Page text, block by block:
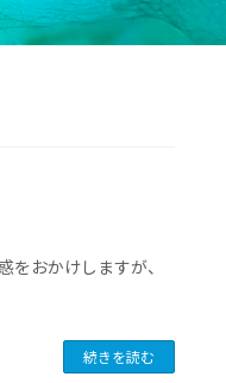
おかけしますが、
続きを読む